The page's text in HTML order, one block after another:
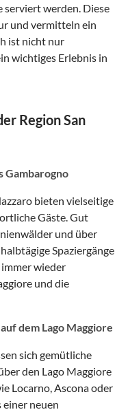
serviert werden. Diese
und vermitteln ein
ist nicht nur
wichtiges Erlebnis in
Region San
Gambarogno
bieten vielseitige
Gäste. Gut
und über
Spaziergänge
wieder
und die
dem Lago Maggiore
sich gemütliche
den Lago Maggiore
Locarno, Ascona oder
einer neuen